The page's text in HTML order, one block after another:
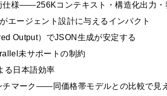
仕様——256Kコンテキスト・構造化出力・
エージェント設計に与えるインパクト
Output）でJSON生成が安定する
未サポートの制約
る日本語効率
チマーク——同価格帯モデルとの比較で見